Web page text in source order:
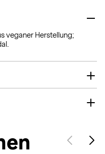
veganer Herstellung;